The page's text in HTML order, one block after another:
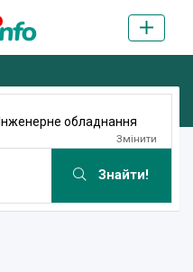
Інженерне обладнання
Змінити
Знайти!